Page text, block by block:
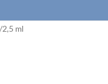
2,5 ml